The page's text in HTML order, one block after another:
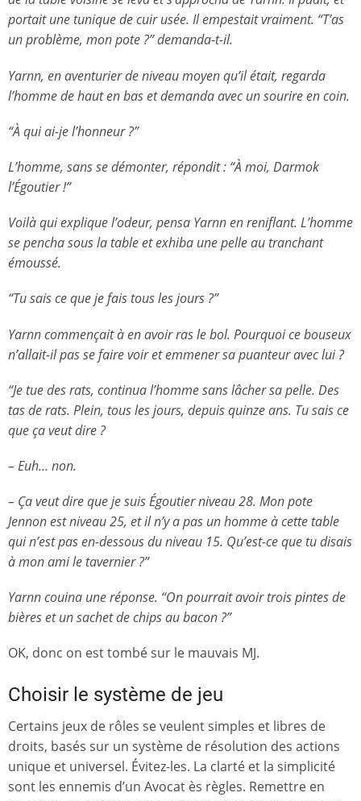
portait une tunique de cuir usée. Il empestait vraiment. “T’as
un problème, mon pote ?” demanda-t-il.
Yarnn, en aventurier de niveau moyen qu’il était, regarda
l’homme de haut en bas et demanda avec un sourire en coin.
“À qui ai-je l’honneur ?”
L’homme, sans se démonter, répondit : “À moi, Darmok
l’Égoutier !”
Voilà qui explique l’odeur, pensa Yarnn en reniflant. L’homme
se pencha sous la table et exhiba une pelle au tranchant
émoussé.
“Tu sais ce que je fais tous les jours ?”
Yarnn commençait à en avoir ras le bol. Pourquoi ce bouseux
n’allait-il pas se faire voir et emmener sa puanteur avec lui ?
“Je tue des rats, continua l’homme sans lâcher sa pelle. Des
tas de rats. Plein, tous les jours, depuis quinze ans. Tu sais ce
que ça veut dire ?
– Euh… non.
– Ça veut dire que je suis Égoutier niveau 28. Mon pote
Jennon est niveau 25, et il n’y a pas un homme à cette table
qui n’est pas en-dessous du niveau 15. Qu’est-ce que tu disais
à mon ami le tavernier ?”
Yarnn couina une réponse. “On pourrait avoir trois pintes de
bières et un sachet de chips au bacon ?”
OK, donc on est tombé sur le mauvais MJ.
Choisir le système de jeu
Certains jeux de rôles se veulent simples et libres de
droits, basés sur un système de résolution des actions
unique et universel. Évitez-les. La clarté et la simplicité
sont les ennemis d’un Avocat ès règles. Remettre en